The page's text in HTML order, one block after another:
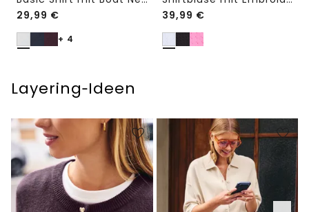
29,99 €
+ 4
39,99 €
Layering‑Ideen